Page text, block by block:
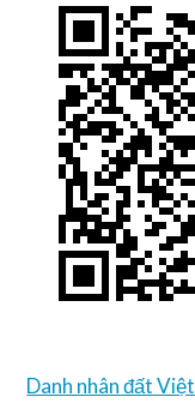
Danh nhân đất Việt